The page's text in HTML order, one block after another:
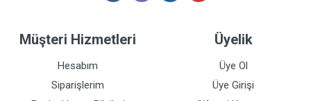
Müşteri Hizmetleri
Hesabım
Siparişlerim
Üyelik
Üye Ol
Üye Girişi